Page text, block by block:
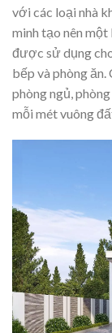
với các loại nhà
minh tạo nên
được sử dụng
bếp và phòng
phòng ngủ,
mỗi mét vuông